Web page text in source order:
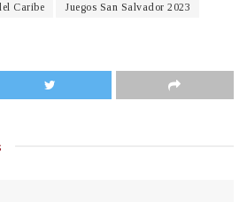
Caribe Juegos San Salvador 2023